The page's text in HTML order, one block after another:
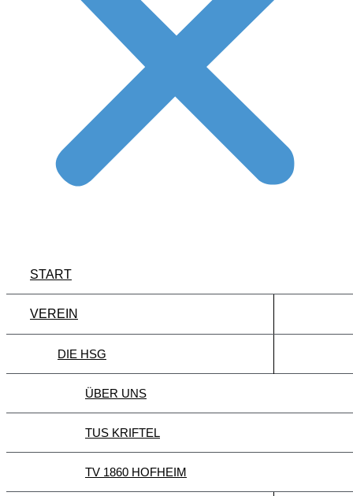
START
VEREIN
DIE HSG
ÜBER UNS
TUS KRIFTEL
TV 1860 HOFHEIM